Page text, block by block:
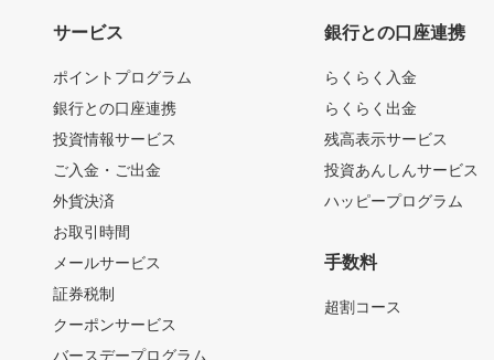
サービス
ポイントプログラム
銀行との口座連携
投資情報サービス
ご入金・ご出金
外貨決済
お取引時間
メールサービス
証券税制
クーポンサービス
バースデープログラム
銀行との口座連携
らくらく入金
らくらく出金
残高表示サービス
投資あんしんサービス
ハッピープログラム
手数料
超割コース